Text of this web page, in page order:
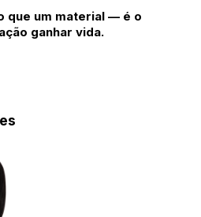
que um material — é o
ganhar vida.